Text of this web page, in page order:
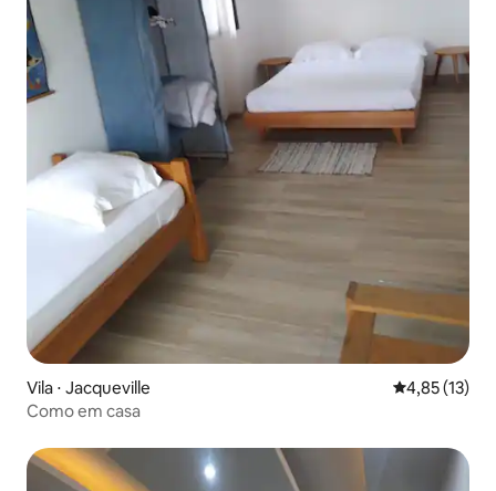
Vila ⋅ Jacqueville 4,85 de uma
4,85 (13)
Como em casa